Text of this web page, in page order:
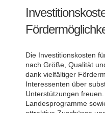
Die Investitionskosten
nach Größe, Qualität
dank vielfältiger
Interessenten über
Unterstützungen
Landesprogramme